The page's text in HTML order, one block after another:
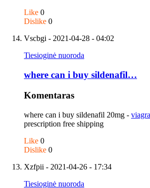
Like 0
Dislike 0
Vscbgi - 2021-04-28 - 04:02
Tiesioginė nuoroda
where can i buy sildenafil…
Komentaras
where can i buy sildenafil 20mg -
prescription free shipping
Like 0
Dislike 0
Xzfpii - 2021-04-26 - 17:34
Tiesioginė nuoroda